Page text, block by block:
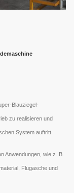
Blauziegel-
zu realisieren und
System auftritt.
Anwendungen, wie z. B.
Flugasche und